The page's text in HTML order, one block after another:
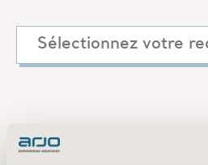
If you have any questions